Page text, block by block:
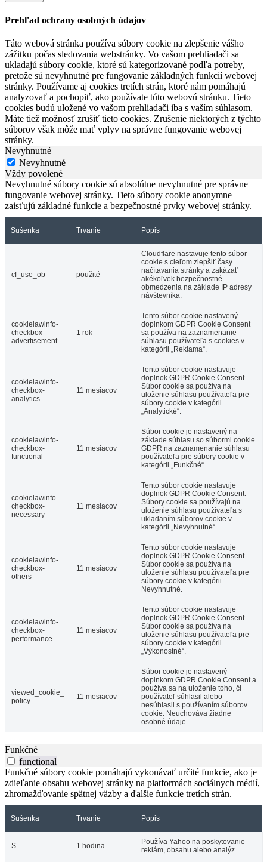
Prehľad ochrany osobných údajov
Táto webová stránka používa súbory cookie na zlepšenie vášho
zážitku počas sledovania webstránky. Vo vašom prehliadači sa
ukladajú súbory cookie, ktoré sú kategorizované podľa potreby,
pretože sú nevyhnutné pre fungovanie základných funkcií webovej
stránky. Používame aj cookies tretích strán, ktoré nám pomáhajú
analyzovať a pochopiť, ako používate túto webovú stránku. Tieto
cookies budú uložené vo vašom prehliadači iba s vaším súhlasom.
Máte tiež možnosť zrušiť tieto cookies. Zrušenie niektorých z týchto
súborov však môže mať vplyv na správne fungovanie webovej
stránky.
Nevyhnutné
Nevyhnutné
Vždy povolené
Nevyhnutné súbory cookie sú absolútne nevyhnutné pre správne
fungovanie webovej stránky. Tieto súbory cookie anonymne
zaisťujú základné funkcie a bezpečnostné prvky webovej stránky.
Sušenka Trvanie Popis
cf_use_ob použité
Cloudflare nastavuje tento súbor
cookie s cieľom zlepšiť časy
načítavania stránky a zakázať
akékoľvek bezpečnostné
obmedzenia na základe IP adresy
návštevníka.
cookielawinfo-
checkbox-
advertisement
1 rok
Tento súbor cookie nastavený
doplnkom GDPR Cookie Consent
sa používa na zaznamenanie
súhlasu používateľa s cookies v
kategórii „Reklama“.
cookielawinfo-
checkbox-
analytics
11 mesiacov
Tento súbor cookie nastavuje
doplnok GDPR Cookie Consent.
Súbor cookie sa používa na
uloženie súhlasu používateľa pre
súbory cookie v kategórii
„Analytické“.
cookielawinfo-
checkbox-
functional
11 mesiacov
Súbor cookie je nastavený na
základe súhlasu so súbormi cookie
GDPR na zaznamenanie súhlasu
používateľa pre súbory cookie v
kategórii „Funkčné“.
cookielawinfo-
checkbox-
necessary
11 mesiacov
Tento súbor cookie nastavuje
doplnok GDPR Cookie Consent.
Súbory cookie sa používajú na
uloženie súhlasu používateľa s
ukladaním súborov cookie v
kategórii „Nevyhnutné“.
cookielawinfo-
checkbox-
others
11 mesiacov
Tento súbor cookie nastavuje
doplnok GDPR Cookie Consent.
Súbor cookie sa používa na
uloženie súhlasu používateľa pre
súbory cookie v kategórii
Nevyhnutné.
cookielawinfo-
checkbox-
performance
11 mesiacov
Tento súbor cookie nastavuje
doplnok GDPR Cookie Consent.
Súbor cookie sa používa na
uloženie súhlasu používateľa pre
súbory cookie v kategórii
„Výkonostné“.
viewed_cookie_
policy
11 mesiacov
Súbor cookie je nastavený
doplnkom GDPR Cookie Consent a
používa sa na uloženie toho, či
používateľ súhlasil alebo
nesúhlasil s používaním súborov
cookie. Neuchováva žiadne
osobné údaje.
Funkčné
functional
Funkčné súbory cookie pomáhajú vykonávať určité funkcie, ako je
zdieľanie obsahu webovej stránky na platformách sociálnych médií,
zhromažďovanie spätnej väzby a ďalšie funkcie tretích strán.
Sušenka Trvanie Popis
S 1 hodina
Používa Yahoo na poskytovanie
reklám, obsahu alebo analýz.